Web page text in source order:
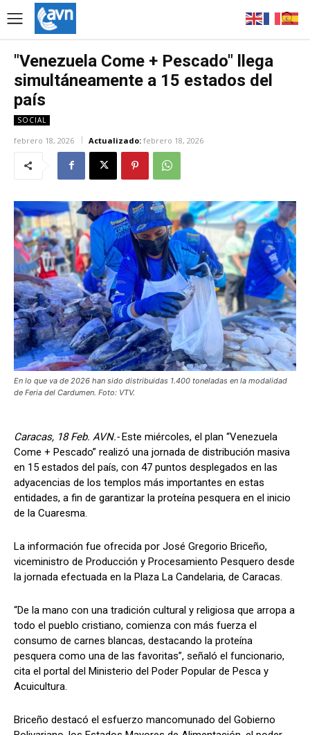
"Venezuela Come + Pescado" llega
simultáneamente a 15 estados del
país
SOCIAL
febrero 18, 2026 Actualizado: febrero 18, 2026
En lo que va de 2026 han sido distribuidas 1.400 toneladas en la modalidad
de Feria del Cardumen. Foto: VTV.
Caracas, 18 Feb. AVN.-Este miércoles, el plan “Venezuela
Come + Pescado” realizó una jornada de distribución masiva
en 15 estados del país, con 47 puntos desplegados en las
adyacencias de los templos más importantes en estas
entidades, a fin de garantizar la proteína pesquera en el inicio
de la Cuaresma.
La información fue ofrecida por José Gregorio Briceño,
viceministro de Producción y Procesamiento Pesquero desde
la jornada efectuada en la Plaza La Candelaria, de Caracas.
“De la mano con una tradición cultural y religiosa que arropa a
todo el pueblo cristiano, comienza con más fuerza el
consumo de carnes blancas, destacando la proteína
pesquera como una de las favoritas”, señaló el funcionario,
cita el portal del Ministerio del Poder Popular de Pesca y
Acuicultura.
Briceño destacó el esfuerzo mancomunado del Gobierno